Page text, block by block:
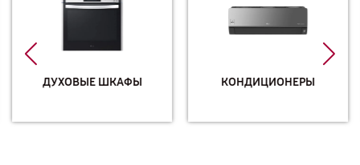
ДУХОВЫЕ ШКАФЫ КОНДИЦИОНЕРЫ